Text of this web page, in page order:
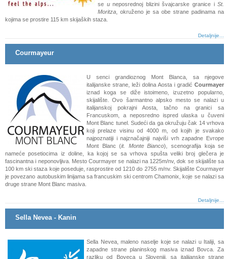
se uneposrednoj blizini švajcarske granice iSt.
Moritza
okruženo je sa obe strane padinama na
kojima se prostire 115 km skijaških staza.
Detaljnije...
Courmayeur
U senci grandioznog Mont Blanca, sa njegove
italijanske strane, leži dolina Aosta i gradićCourmayer
iznad koga se diže istoimeno, izuzetno popularno,
skijalište. Ovo šarmantno alpsko mesto se nalazi u
italijanskoj pokrajni Aosta, tačno na granici sa
Francuskom, a neposredno ispred ulaska u čuveni
Mont Blanc tunel. Sudeći da ga okružuju čak 14 vrhova
koji prelaze visinu od 4000 m, od kojih je svakako
najpoznatiji i najznačajniji najviši vrh zapadne Evrope
Mont Blanc (it. Monte Bianco), scenografija koja se
nameće posetiocima iz doline, ka kojoj se sa vrhova spušta veliki broj glečera je
fascinantna i neponovljiva. Mesto Courmayer se nalazi na 1225m/nv, dok se skijalište sa
100 km ski staza koje poseduje, rasprostire od 1210 do 2755 m/nv. Skijalište Courmayer
je povezano autobuskim linijama sa francuskim ski centrom Chamonix, koje se nalazi sa
druge strane Mont Blanc masiva.
Detaljnije...
Sella Nevea - Kanin
Sella Nevea, maleno naselje koje se nalazi u Italiji, sa
zapadne strane planinskog masiva iznad Bovca. Za
razliku od Boveca u Sloveniji, sa italijanske strane